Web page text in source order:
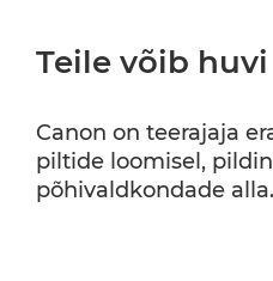
Teile võib
Canon on teerajaja
piltide loomisel,
põhivaldkondade alla.